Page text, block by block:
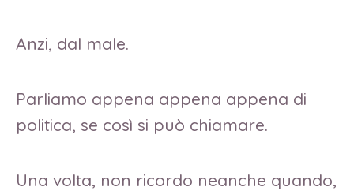
Anzi, dal male.
Parliamo appena appena appena di
politica, se così si può chiamare.
Una volta, non ricordo neanche quando,